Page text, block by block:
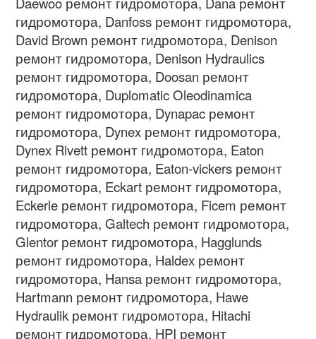
гидромотора, Danfoss ремонт гидромотора,
David Brown ремонт гидромотора, Denison
ремонт гидромотора, Denison Hydraulics
ремонт гидромотора, Doosan ремонт
гидромотора, Duplomatic Oleodinamica
ремонт гидромотора, Dynapac ремонт
гидромотора, Dynex ремонт гидромотора,
Dynex Rivett ремонт гидромотора, Eaton
ремонт гидромотора, Eaton-vickers ремонт
гидромотора, Eckart ремонт гидромотора,
Eckerle ремонт гидромотора, Ficem ремонт
гидромотора, Galtech ремонт гидромотора,
Glentor ремонт гидромотора, Hagglunds
ремонт гидромотора, Haldex ремонт
гидромотора, Hansa ремонт гидромотора,
Hartmann ремонт гидромотора, Hawe
Hydraulik ремонт гидромотора, Hitachi
ремонт гидромотора, HPI ремонт